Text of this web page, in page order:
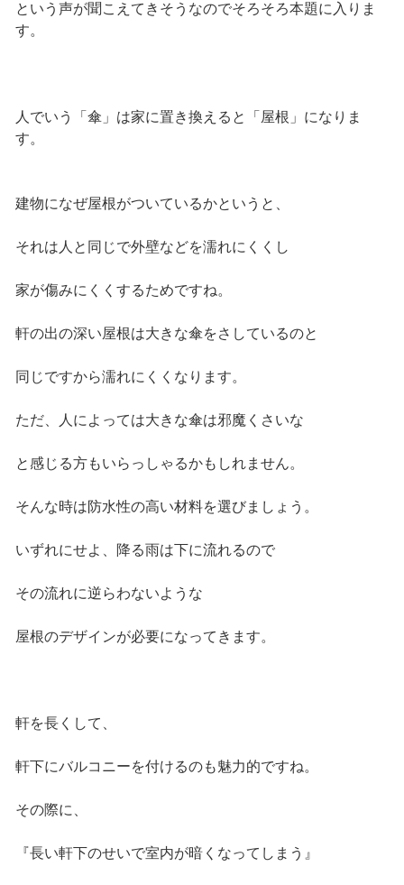
という声が聞こえてきそうなのでそろそろ本題に入りま
す。
人でいう「傘」は家に置き換えると「屋根」になりま
す。
建物になぜ屋根がついているかというと、
それは人と同じで外壁などを濡れにくくし
家が傷みにくくするためですね。
軒の出の深い屋根は大きな傘をさしているのと
同じですから濡れにくくなります。
ただ、人によっては大きな傘は邪魔くさいな
と感じる方もいらっしゃるかもしれません。
そんな時は防水性の高い材料を選びましょう。
いずれにせよ、降る雨は下に流れるので
その流れに逆らわないような
屋根のデザインが必要になってきます。
軒を長くして、
軒下にバルコニーを付けるのも魅力的ですね。
その際に、
『長い軒下のせいで室内が暗くなってしまう』